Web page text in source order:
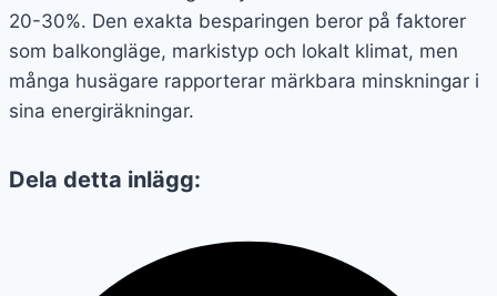
20-30%. Den exakta besparingen beror på faktorer
som balkongläge, markistyp och lokalt klimat, men
många husägare rapporterar märkbara minskningar i
sina energiräkningar.
Dela detta inlägg: